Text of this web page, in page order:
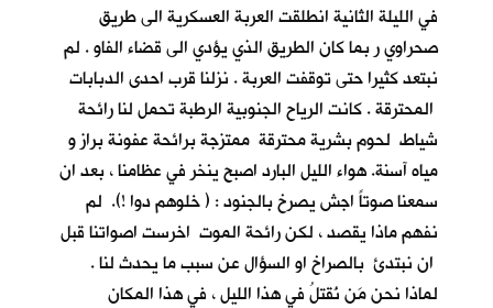
في الليلة الثانية انطلقت العربة العسكرية الى طريق
صحراوي ر بما كان الطريق الذي يؤدي الى قضاء الفاو . لم
نبتعد كثيرا حتى توقفت العربة . نزلنا قرب احدى الدبابات
المحترقة . كانت الرياح الجنوبية الرطبة تحمل لنا رائحة
شياط لحوم بشرية محترقة ممتزجة برائحة عفونة براز و
مياه آسنة. هواء الليل البارد اصبح ينخر في عظامنا ، بعد ان
سمعنا صوتاً اجش يصرخ بالجنود : ( خلوهم دوا !). لم
نفهم ماذا يقصد ، لكن رائحة الموت اخرست اصواتنا قبل
ان نبتدئ بالصراخ او السؤال عن سبب ما يحدث لنا .
لماذا نحن مَن نُقتلُ في هذا الليل ، في هذا المكان